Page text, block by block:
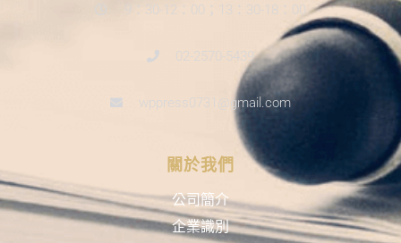
9：30-12：00；13：30-18：00
02-2570-5439
wppress0731@gmail.com
關於我們
公司簡介
企業識別